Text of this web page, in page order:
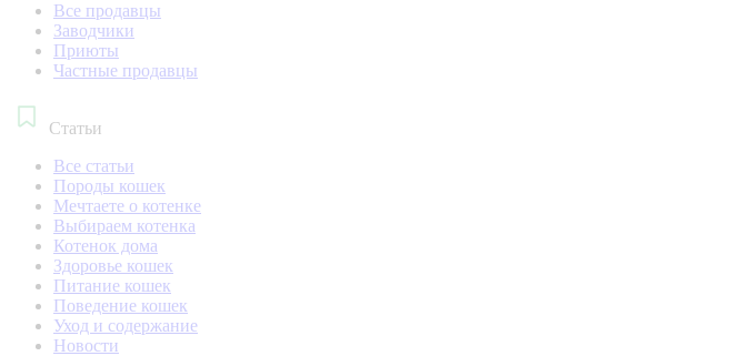
Все продавцы
Заводчики
Приюты
Частные продавцы
Статьи
Все статьи
Породы кошек
Мечтаете о котенке
Выбираем котенка
Котенок дома
Здоровье кошек
Питание кошек
Поведение кошек
Уход и содержание
Новости